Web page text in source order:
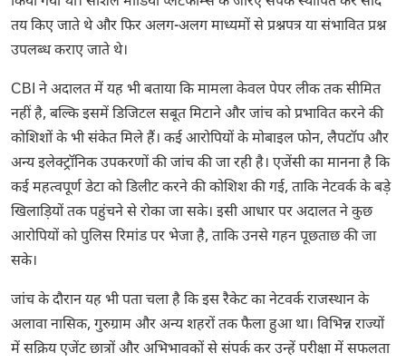
तय किए जाते थे और फिर अलग-अलग माध्यमों से प्रश्नपत्र या संभावित प्रश्न
उपलब्ध कराए जाते थे।
CBI ने अदालत में यह भी बताया कि मामला केवल पेपर लीक तक सीमित
नहीं है, बल्कि इसमें डिजिटल सबूत मिटाने और जांच को प्रभावित करने की
कोशिशों के भी संकेत मिले हैं। कई आरोपियों के मोबाइल फोन, लैपटॉप और
अन्य इलेक्ट्रॉनिक उपकरणों की जांच की जा रही है। एजेंसी का मानना है कि
कई महत्वपूर्ण डेटा को डिलीट करने की कोशिश की गई, ताकि नेटवर्क के बड़े
खिलाड़ियों तक पहुंचने से रोका जा सके। इसी आधार पर अदालत ने कुछ
आरोपियों को पुलिस रिमांड पर भेजा है, ताकि उनसे गहन पूछताछ की जा
सके।
जांच के दौरान यह भी पता चला है कि इस रैकेट का नेटवर्क राजस्थान के
अलावा नासिक, गुरुग्राम और अन्य शहरों तक फैला हुआ था। विभिन्न राज्यों
में सक्रिय एजेंट छात्रों और अभिभावकों से संपर्क कर उन्हें परीक्षा में सफलता